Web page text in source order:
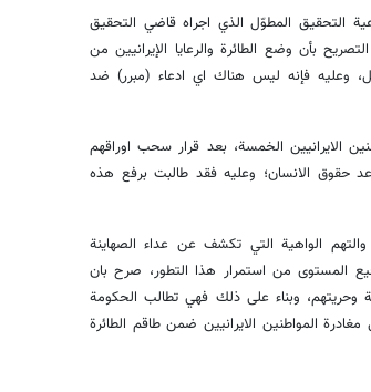
التحقيق المطوّل الذي اجراه قاضي التحقيق
بأن وضع الطائرة والرعايا الإيرانيين من
وعليه فإنه ليس هناك اي ادعاء (مبرر) ضد
الايرانيين الخمسة، بعد قرار سحب اوراقهم
حقوق الانسان؛ وعليه فقد طالبت برفع هذه
الواهية التي تكشف عن عداء الصهاينة
رفيع المستوى من استمرار هذا التطور، صرح بان
وحريتهم، وبناء على ذلك فهي تطالب الحكومة
المواطنين الايرانيين ضمن طاقم الطائرة